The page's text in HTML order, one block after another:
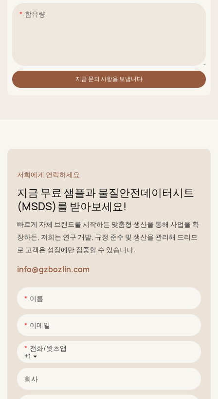
함유량
지금 문의 사항을 보냅니다
저희에게 연락하세요
지금 무료 샘플과 물질안전데이터시트
(MSDS)를 받아보세요!
빠르게 자체 브랜드를 시작하든 맞춤형 생산을 통해 사업을 확
장하든, 저희는 연구 개발, 규정 준수 및 생산을 관리해 드리므
로 고객은 성장에만 집중할 수 있습니다.
info@gzbozlin.com
이름
이메일
+1
전화/왓츠앱
회사